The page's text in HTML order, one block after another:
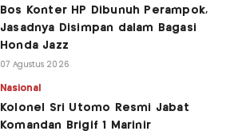
Bos Konter HP Dibunuh Perampok,
Jasadnya Disimpan dalam Bagasi
Honda Jazz
07 Agustus 2026
Nasional
Kolonel Sri Utomo Resmi Jabat
Komandan Brigif 1 Marinir